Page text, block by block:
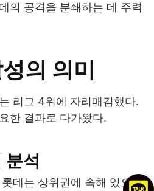
의 공격을 분쇄하는 데 주력
의 의미
리그 4위에 자리매김했다.
한 결과로 다가왔다.
분석
데는 상위권에 속해 있으